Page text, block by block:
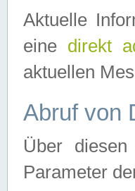
Aktuelle
eine direkt
aktuellen
Abruf von
Über diesen
Parameter